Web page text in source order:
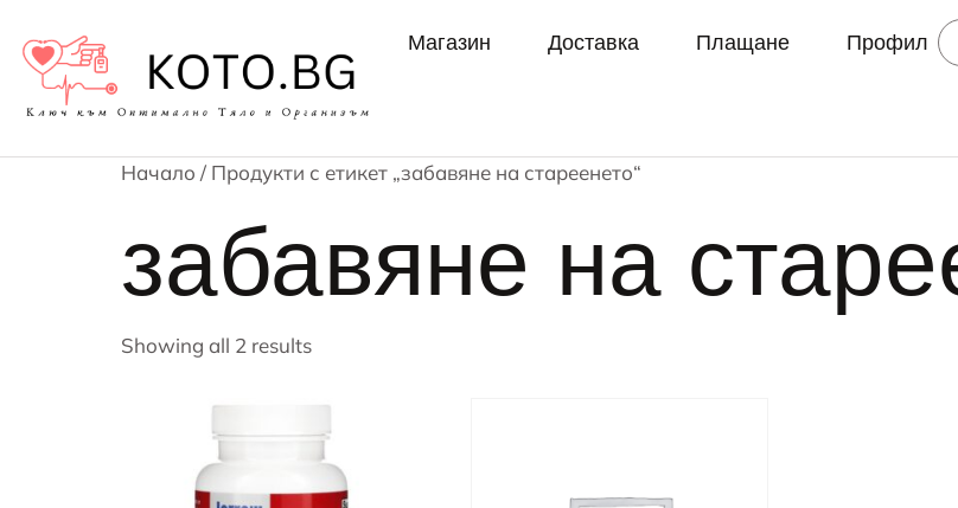
Магазин Доставка Плащане Профил
Начало / Продукти с етикет „забавяне на стареенето“
забавяне на
Showing all 2 results